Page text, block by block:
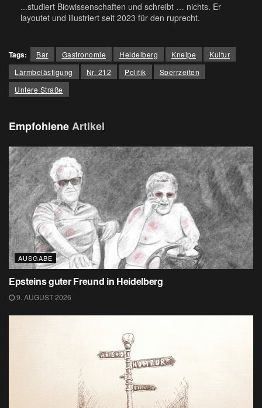
...studiert Biowissenschaften und schreibt … nichts. Er
layoutet und illustriert seit 2023 für den ruprecht.
Tags: Bar Gastronomie Heidelberg Kneipe
Kultur
Lärmbelästigung
Nr. 212 Politik
Sperrzeiten
Untere Straße
EmpfohleneArtikel
AUSGABE
Epsteins guter Freund in Heidelberg
9. AUGUST 2026